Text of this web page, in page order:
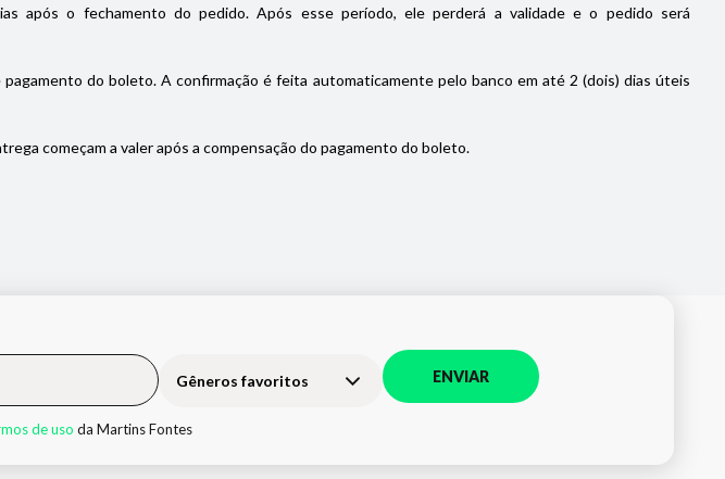
após o fechamento do pedido. Após esse período, ele perderá a validade e o pedido será
do boleto. A confirmação é feita automaticamente pelo banco em até 2 (dois) dias úteis
começam a valer após a compensação do pagamento do boleto.
Gêneros favoritos ENVIAR
de uso da Martins Fontes